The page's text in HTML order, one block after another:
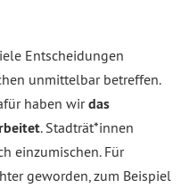
Entscheidungen
unmittelbar betreffen.
haben wirdas
. Stadträt*innen
einzumischen. Für
geworden, zum Beispiel